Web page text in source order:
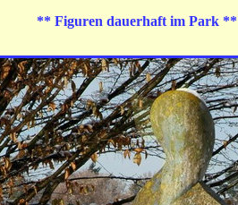
** Figuren dauerhaft im Park **